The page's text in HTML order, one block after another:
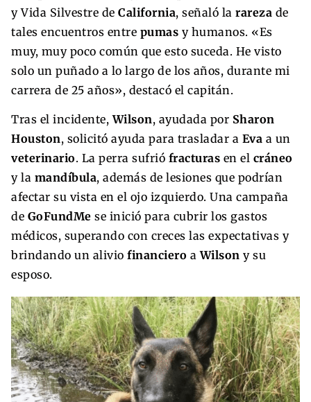
y Vida Silvestre de California, señaló la rareza de
tales encuentros entre pumas y humanos. «Es
muy, muy poco común que esto suceda. He visto
solo un puñado a lo largo de los años, durante mi
carrera de 25 años», destacó el capitán.
Tras el incidente,Wilson, ayudada por Sharon
Houston, solicitó ayuda para trasladar a Eva a un
veterinario. La perra sufrió fracturas en el cráneo
y la mandíbula, además de lesiones que podrían
afectar su vista en el ojo izquierdo. Una campaña
de GoFundMe se inició para cubrir los gastos
médicos, superando con creces las expectativas y
brindando un alivio financiero aWilson y su
esposo.